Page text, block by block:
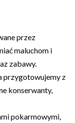
przez
maluchom i
zabawy.
przygotowujemy z
konserwanty,
pokarmowymi,